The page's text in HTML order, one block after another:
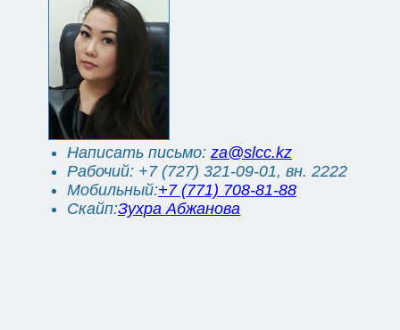
Написать письмо: za@slcc.kz
Рабочий: +7 (727) 321-09-01, вн. 2222
Мобильный:+7 (771) 708-81-88
Скайп:Зухра Абжанова